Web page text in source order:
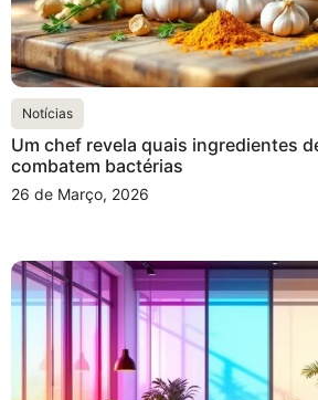
Notícias
Um chef revela quais ingredientes
combatem bactérias
26 de Março, 2026